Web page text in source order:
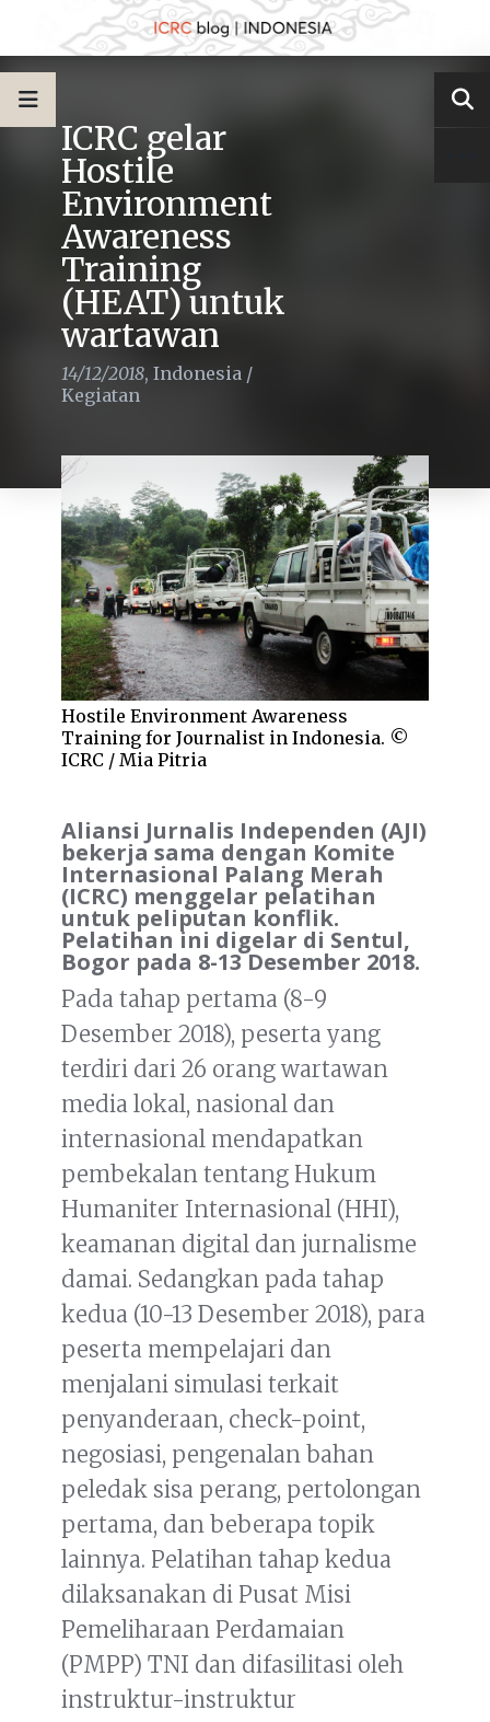
ICRC gelar
Hostile
Environment
Awareness
Training
(HEAT) untuk
wartawan
14/12/2018, Indonesia /
Kegiatan
Hostile Environment Awareness
Training for Journalist in Indonesia. ©
ICRC / Mia Pitria
Aliansi Jurnalis Independen (AJI)
bekerja sama dengan Komite
Internasional Palang Merah
(ICRC) menggelar pelatihan
untuk peliputan konflik.
Pelatihan ini digelar di Sentul,
Bogor pada 8-13 Desember 2018.
Pada tahap pertama (8-9
Desember 2018), peserta yang
terdiri dari 26 orang wartawan
media lokal, nasional dan
internasional mendapatkan
pembekalan tentang Hukum
Humaniter Internasional (HHI),
keamanan digital dan jurnalisme
damai. Sedangkan pada tahap
kedua (10-13 Desember 2018), para
peserta mempelajari dan
menjalani simulasi terkait
penyanderaan, check-point,
negosiasi, pengenalan bahan
peledak sisa perang, pertolongan
pertama, dan beberapa topik
lainnya. Pelatihan tahap kedua
dilaksanakan di Pusat Misi
Pemeliharaan Perdamaian
(PMPP) TNI dan difasilitasi oleh
instruktur-instruktur